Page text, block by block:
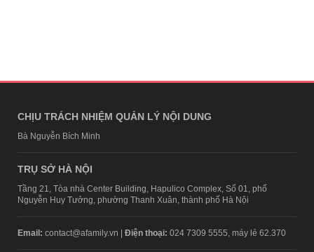
CHỊU TRÁCH NHIỆM QUẢN LÝ NỘI DUNG
Bà Nguyễn Bích Minh
TRỤ SỞ HÀ NỘI
Tầng 21, Tòa nhà Center Building, Hapulico Complex, Số 01, phố
Nguyễn Huy Tưởng, phường Thanh Xuân, thành phố Hà Nội
Email: contact@afamily.vn | Điện thoại: 024 7309 5555, máy lẻ 62.370